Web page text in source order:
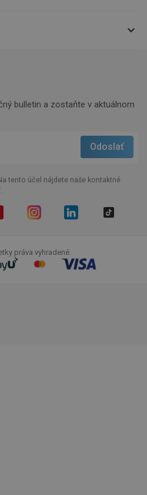

bulletin a zostaňte v aktuálnom
tento účel nájdete naše kontaktné
práva vyhradené.